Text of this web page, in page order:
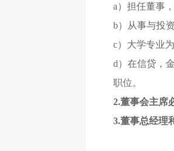
a）担任董事
b）从事与投
c）大学专业
d）在信贷，
职位。
2.董事会主席
3.董事总经理